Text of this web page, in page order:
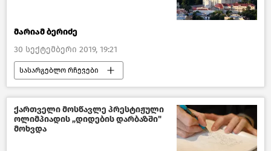
მარიამ ბერიძე
30 სექტემბერი 2019, 19:21
სასარგებლო რჩევები
წასაკითხი ამბები საქართველო
მსოფლიოს ახალი ამბები
ქართველი მოსწავლე პრესტიჟული
ოლიმპიადის „დიდების დარბაზში"
მოხვდა